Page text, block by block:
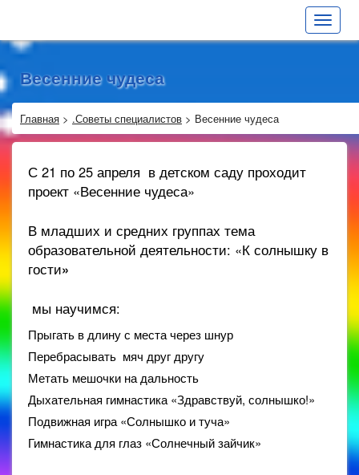
Toggle
Весенние чудеса
Главная > .Советы специалистов > Весенние чудеса
С 21 по 25 апреля в детском саду проходит
проект «Весенние чудеса»
В младших и средних группах тема
образовательной деятельности: «К солнышку в
гости»
мы научимся:
Прыгать в длину с места через шнур
Перебрасывать мяч друг другу
Метать мешочки на дальность
Дыхательная гимнастика «Здравствуй, солнышко!»
Подвижная игра «Солнышко и туча»
Гимнастика для глаз «Солнечный зайчик»